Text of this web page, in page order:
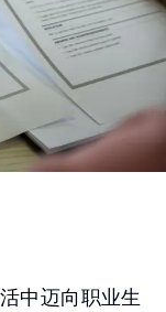
中迈向职业生